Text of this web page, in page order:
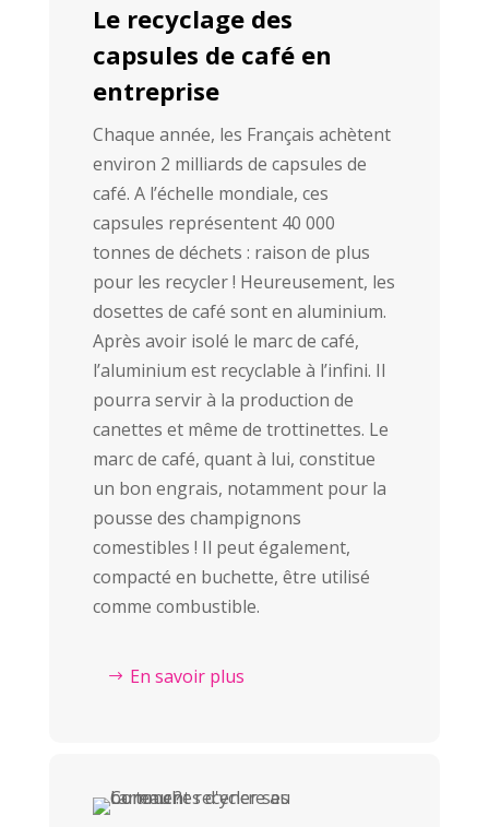
Le recyclage des
capsules de café en
entreprise
Chaque année, les Français achètent
environ 2 milliards de capsules de
café. A l’échelle mondiale, ces
capsules représentent 40 000
tonnes de déchets : raison de plus
pour les recycler ! Heureusement, les
dosettes de café sont en aluminium.
Après avoir isolé le marc de café,
l’aluminium est recyclable à l’infini. Il
pourra servir à la production de
canettes et même de trottinettes. Le
marc de café, quant à lui, constitue
un bon engrais, notamment pour la
pousse des champignons
comestibles ! Il peut également,
compacté en buchette, être utilisé
comme combustible.
En savoir plus